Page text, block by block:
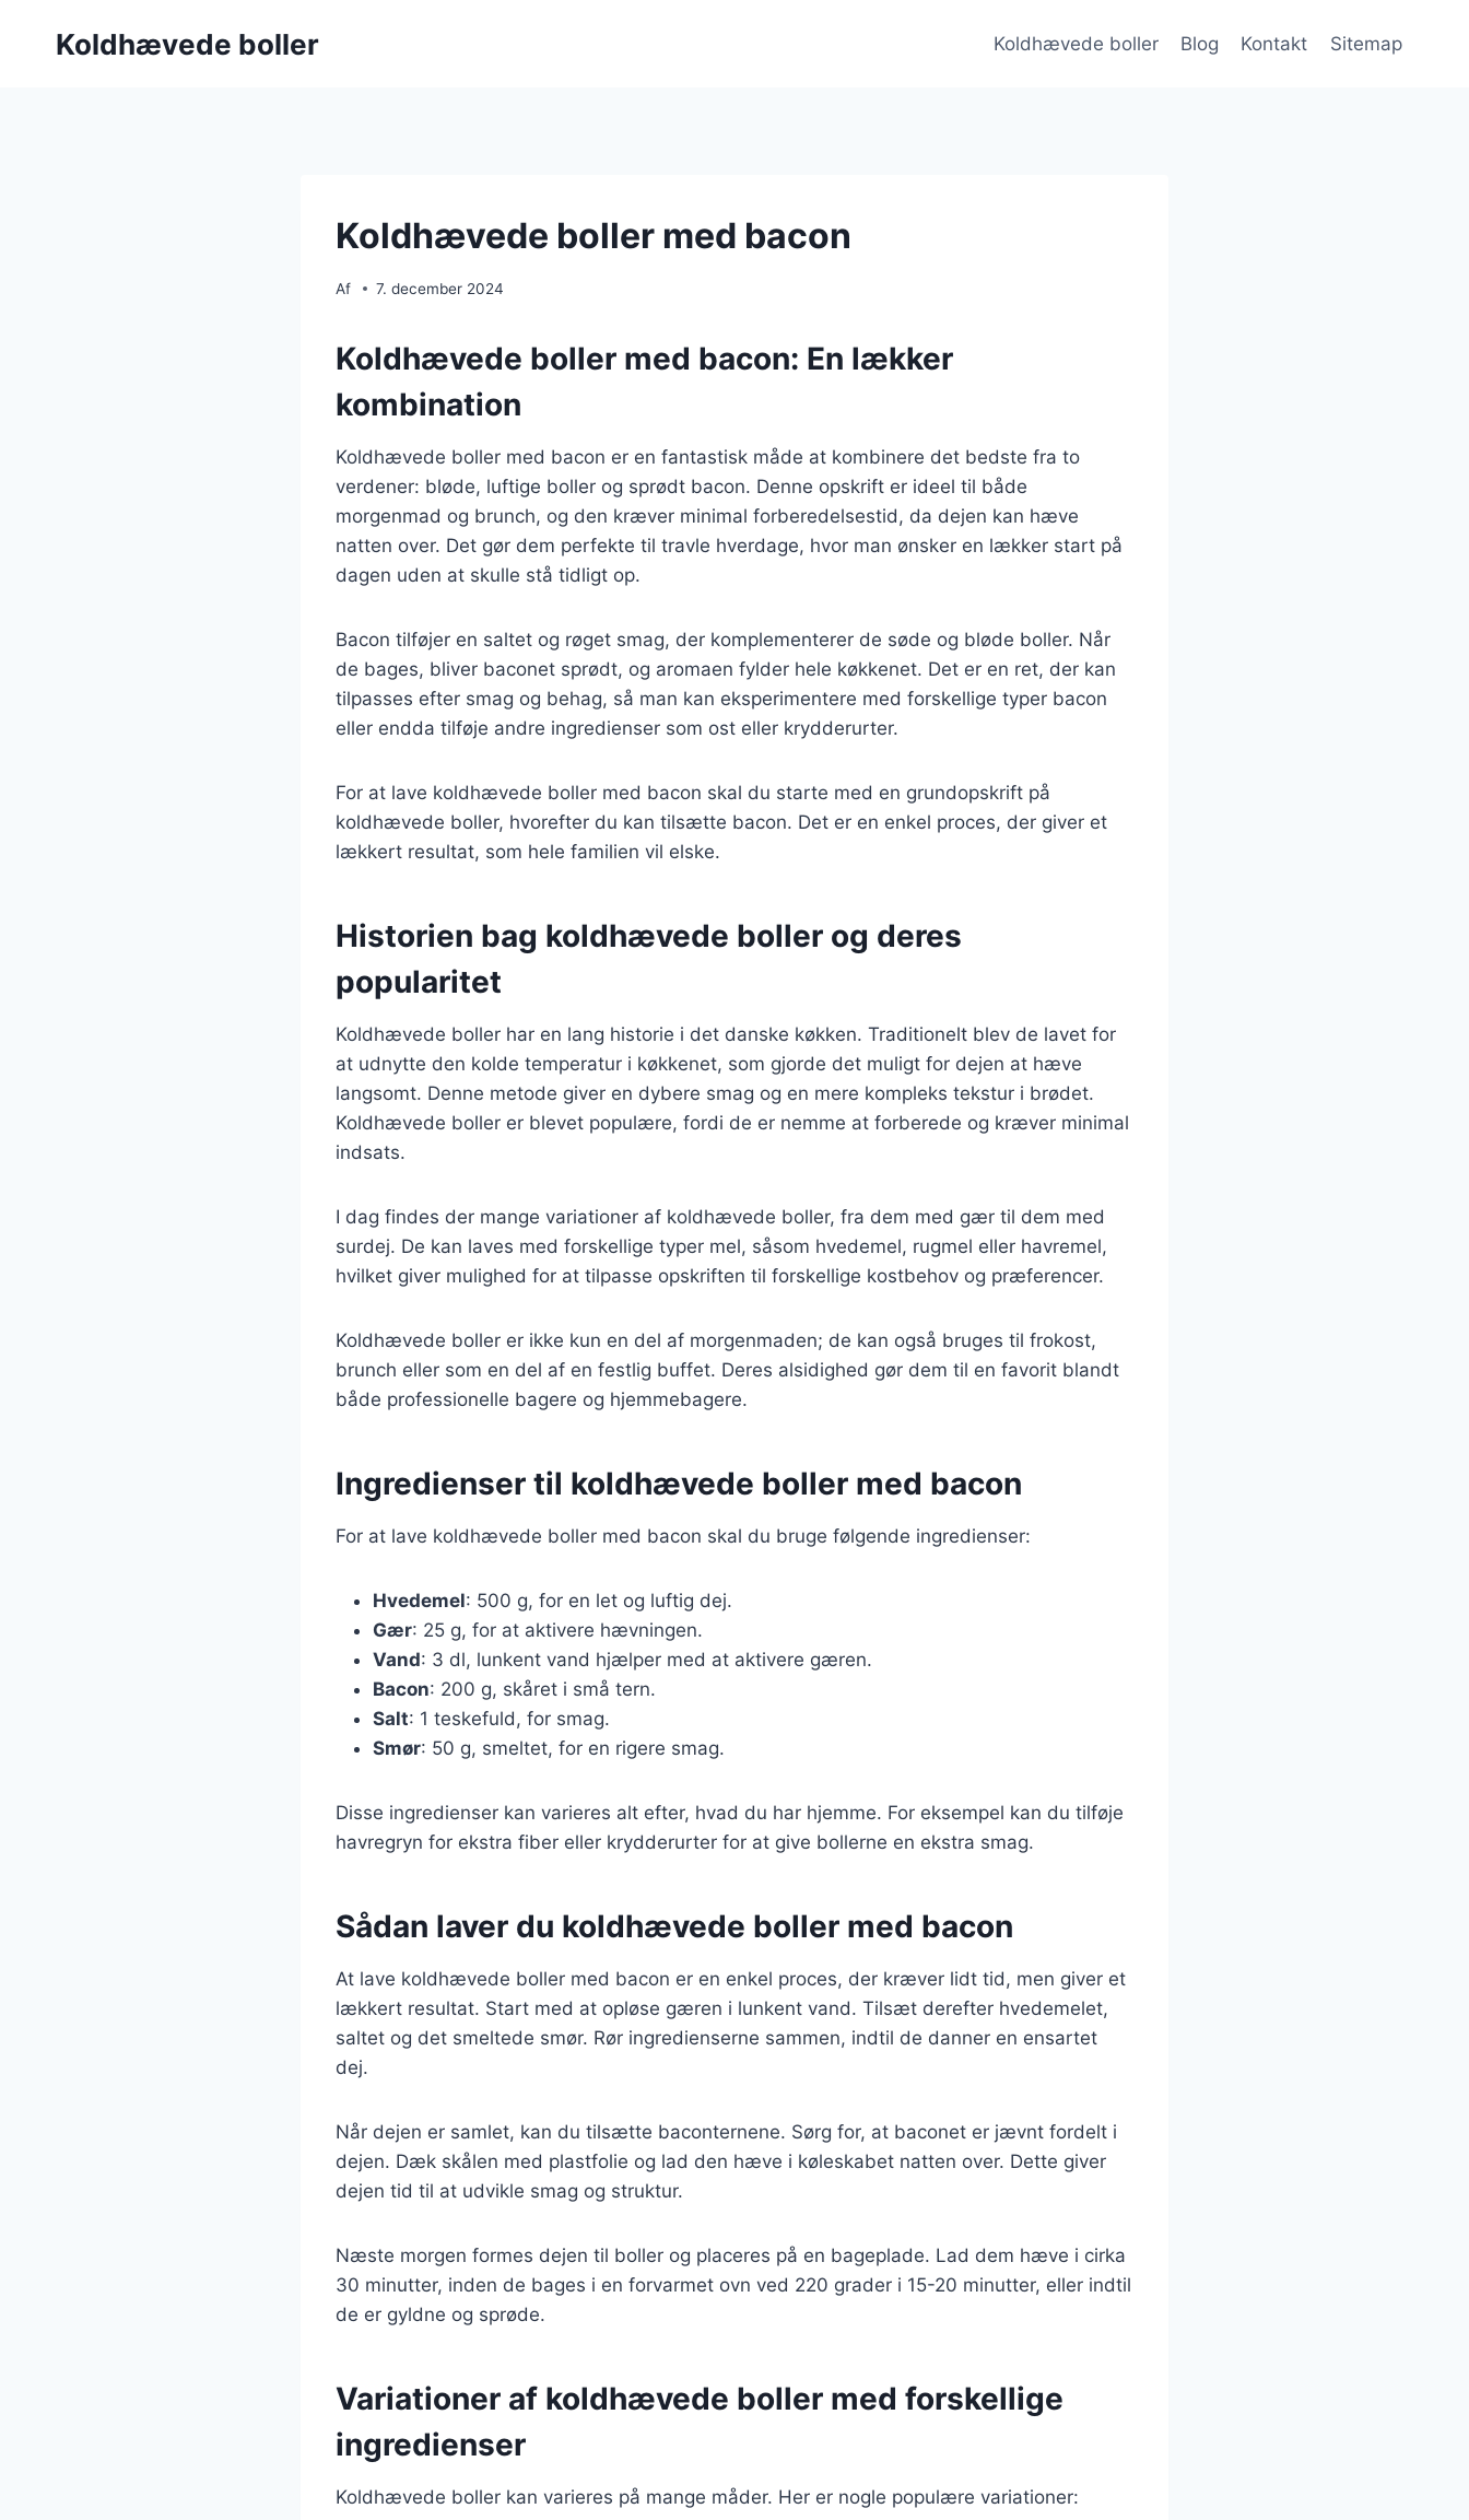
Koldhævede boller Koldhævede boller Blog Kontakt Sitemap
Koldhævede boller med bacon
Af 7. december 2024
Koldhævede boller med bacon: En lækker
kombination
Koldhævede boller med bacon er en fantastisk måde at kombinere det bedste fra to
verdener: bløde, luftige boller og sprødt bacon. Denne opskrift er ideel til både
morgenmad og brunch, og den kræver minimal forberedelsestid, da dejen kan hæve
natten over. Det gør dem perfekte til travle hverdage, hvor man ønsker en lækker start på
dagen uden at skulle stå tidligt op.
Bacon tilføjer en saltet og røget smag, der komplementerer de søde og bløde boller. Når
de bages, bliver baconet sprødt, og aromaen fylder hele køkkenet. Det er en ret, der kan
tilpasses efter smag og behag, så man kan eksperimentere med forskellige typer bacon
eller endda tilføje andre ingredienser som ost eller krydderurter.
For at lave koldhævede boller med bacon skal du starte med en grundopskrift på
koldhævede boller, hvorefter du kan tilsætte bacon. Det er en enkel proces, der giver et
lækkert resultat, som hele familien vil elske.
Historien bag koldhævede boller og deres
popularitet
Koldhævede boller har en lang historie i det danske køkken. Traditionelt blev de lavet for
at udnytte den kolde temperatur i køkkenet, som gjorde det muligt for dejen at hæve
langsomt. Denne metode giver en dybere smag og en mere kompleks tekstur i brødet.
Koldhævede boller er blevet populære, fordi de er nemme at forberede og kræver minimal
indsats.
I dag findes der mange variationer af koldhævede boller, fra dem med gær til dem med
surdej. De kan laves med forskellige typer mel, såsom hvedemel, rugmel eller havremel,
hvilket giver mulighed for at tilpasse opskriften til forskellige kostbehov og præferencer.
Koldhævede boller er ikke kun en del af morgenmaden; de kan også bruges til frokost,
brunch eller som en del af en festlig buffet. Deres alsidighed gør dem til en favorit blandt
både professionelle bagere og hjemmebagere.
Ingredienser til koldhævede boller med bacon
For at lave koldhævede boller med bacon skal du bruge følgende ingredienser:
Hvedemel: 500 g, for en let og luftig dej.
Gær: 25 g, for at aktivere hævningen.
Vand: 3 dl, lunkent vand hjælper med at aktivere gæren.
Bacon: 200 g, skåret i små tern.
Salt: 1 teskefuld, for smag.
Smør: 50 g, smeltet, for en rigere smag.
Disse ingredienser kan varieres alt efter, hvad du har hjemme. For eksempel kan du tilføje
havregryn for ekstra fiber eller krydderurter for at give bollerne en ekstra smag.
Sådan laver du koldhævede boller med bacon
At lave koldhævede boller med bacon er en enkel proces, der kræver lidt tid, men giver et
lækkert resultat. Start med at opløse gæren i lunkent vand. Tilsæt derefter hvedemelet,
saltet og det smeltede smør. Rør ingredienserne sammen, indtil de danner en ensartet
dej.
Når dejen er samlet, kan du tilsætte baconternene. Sørg for, at baconet er jævnt fordelt i
dejen. Dæk skålen med plastfolie og lad den hæve i køleskabet natten over. Dette giver
dejen tid til at udvikle smag og struktur.
Næste morgen formes dejen til boller og placeres på en bageplade. Lad dem hæve i cirka
30 minutter, inden de bages i en forvarmet ovn ved 220 grader i 15-20 minutter, eller indtil
de er gyldne og sprøde.
Variationer af koldhævede boller med forskellige
ingredienser
Koldhævede boller kan varieres på mange måder. Her er nogle populære variationer: